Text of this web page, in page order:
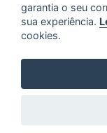
DentalWave ©
garantia o seu
sua experiência.
cookies.